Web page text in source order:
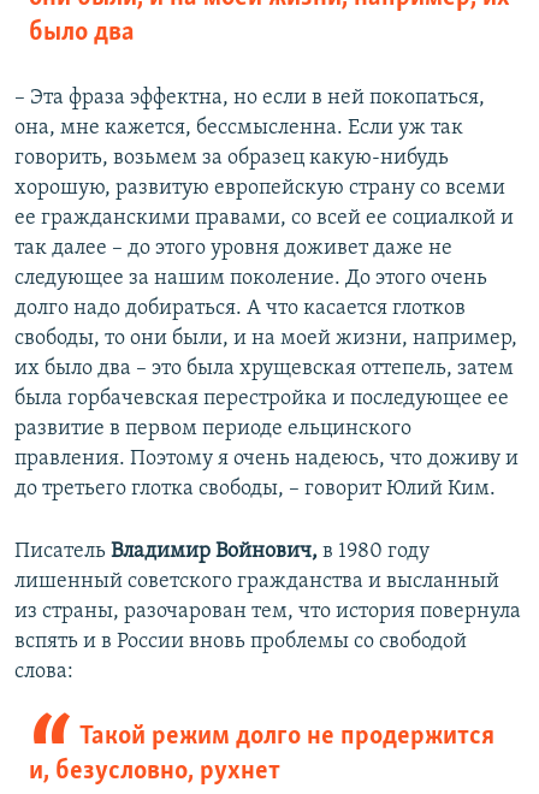
было два
– Эта фраза эффектна, но если в ней покопаться,
она, мне кажется, бессмысленна. Если уж так
говорить, возьмем за образец какую-нибудь
хорошую, развитую европейскую страну со всеми
ее гражданскими правами, со всей ее социалкой и
так далее – до этого уровня доживет даже не
следующее за нашим поколение. До этого очень
долго надо добираться. А что касается глотков
свободы, то они были, и на моей жизни, например,
их было два – это была хрущевская оттепель, затем
была горбачевская перестройка и последующее ее
развитие в первом периоде ельцинского
правления. Поэтому я очень надеюсь, что доживу и
до третьего глотка свободы, – говорит Юлий Ким.
Писатель Владимир Войнович, в 1980 году
лишенный советского гражданства и высланный
из страны, разочарован тем, что история повернула
вспять и в России вновь проблемы со свободой
слова:
Такой режим долго не продержится
и, безусловно, рухнет